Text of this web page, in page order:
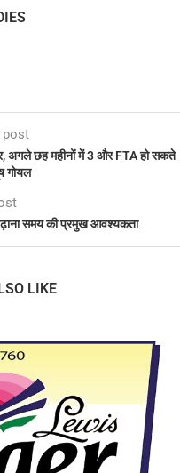
post
अगले छह महीनों में 3 और FTA हो सकते
गोयल
समय की प्रमुख आवश्यकता
LIKE